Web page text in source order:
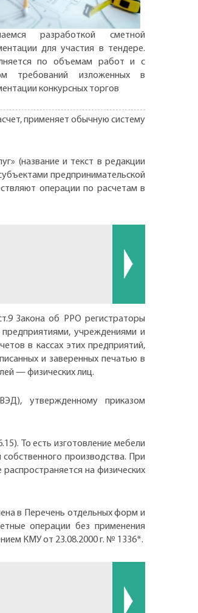
разработкой сметной
для участия в тендере.
по объемам работ и с
требований изложенных в
конкурсных торгов
применяет обычную систему
(название и текст в редакции
предпринимательской
операции по расчетам в
Закона об РРО регистраторы
учреждениями и
в кассах этих предприятий,
и заверенных печатью в
— физических лиц.
утвержденному приказом
То есть изготовление мебели
производства. При
на физических
в Перечень отдельных форм и
операции без применения
КМУ от 23.08.2000 г. № 1336*.